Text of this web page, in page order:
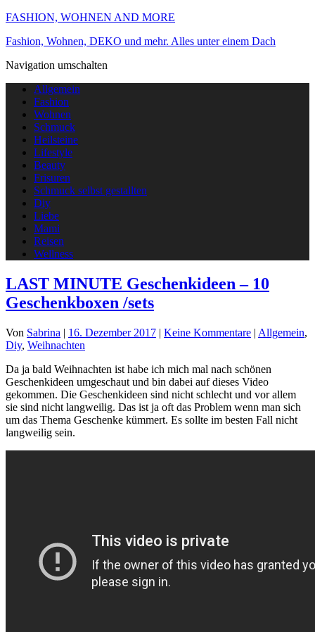
FASHION, WOHNEN AND MORE
Fashion, Wohnen, DEKO und mehr. Alles unter einem Dach
Navigation umschalten
Allgemein
Fashion
Wohnen
Schmuck
Heilsteine
Lifestyle
Beauty
Frisuren
Schmuck selbst gestallten
Diy
Liebe
Mami
Reisen
Wellness
LAST MINUTE Geschenkideen – 10
Geschenkboxen /sets
Von Sabrina | 16. Dezember 2017 | Keine Kommentare | Allgemein,
Diy, Weihnachten
Da ja bald Weihnachten ist habe ich mich mal nach schönen
Geschenkideen umgeschaut und bin dabei auf dieses Video
gekommen. Die Geschenkideen sind nicht schlecht und vor allem
sie sind nicht langweilig. Das ist ja oft das Problem wenn man sich
um das Thema Geschenke kümmert. Es sollte im besten Fall nicht
langweilig sein.